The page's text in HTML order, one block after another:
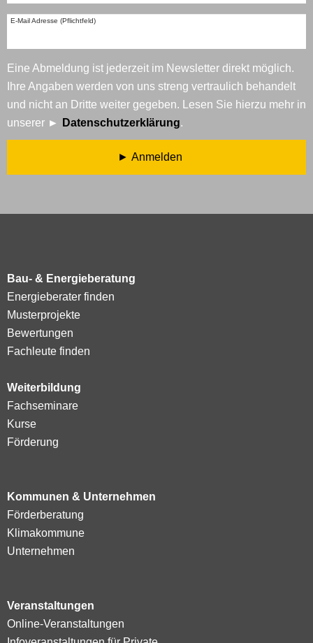
E-Mail Adresse (Pflichtfeld)
Eine Abmeldung ist jederzeit im Newsletter direkt möglich.
Ihre Angaben werden von uns streng vertraulich behandelt
und nicht an Dritte weiter gegeben. Lesen Sie hierzu mehr in
unserer
Datenschutzerklärung.
Anmelden
Bau- & Energieberatung
Energieberater finden
Musterprojekte
Bewertungen
Fachleute finden
Weiterbildung
Fachseminare
Kurse
Förderung
Kommunen & Unternehmen
Förderberatung
Klimakommune
Unternehmen
Veranstaltungen
Online-Veranstaltungen